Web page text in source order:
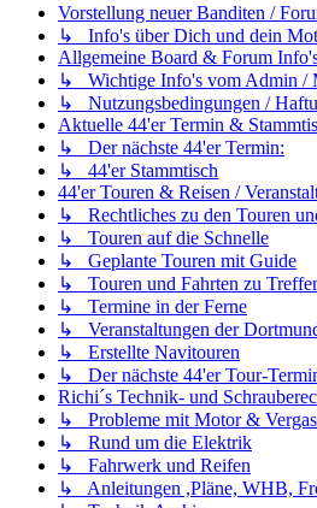
Vorstellung neuer Banditen /
↳ Info's über Dich und dein
Allgemeine Board & Forum
↳ Wichtige Info's vom Admin /
↳ Nutzungsbedingungen /
Aktuelle 44'er Termin &
↳ Der nächste 44'er Termin:
↳ 44'er Stammtisch
44'er Touren & Reisen /
↳ Rechtliches zu den Touren
↳ Touren auf die Schnelle
↳ Geplante Touren mit Guide
↳ Touren und Fahrten zu
↳ Termine in der Ferne
↳ Veranstaltungen der
↳ Erstellte Navitouren
↳ Der nächste 44'er Tour-
Richi´s Technik- und
↳ Probleme mit Motor &
↳ Rund um die Elektrik
↳ Fahrwerk und Reifen
↳ Anleitungen ,Pläne, WHB,